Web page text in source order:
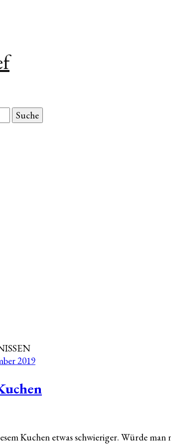
2019
Kuchen etwas schwieriger. Würde man